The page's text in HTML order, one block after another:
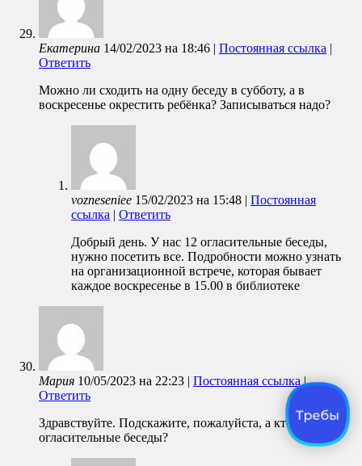
Екатерина 14/02/2023 на 18:46 | Постоянная ссылка |
Ответить
Можно ли сходить на одну беседу в субботу, а в
воскресенье окрестить ребёнка? Записываться надо?
vozneseniee 15/02/2023 на 15:48 | Постоянная
ссылка | Ответить
Добрый день. У нас 12 огласительные беседы,
нужно посетить все. Подробности можно узнать
на организационной встрече, которая бывает
каждое воскресенье в 15.00 в библиотеке
Мария 10/05/2023 на 22:23 | Постоянная ссылка|
Ответить
Здравствуйте. Подскажите, пожалуйста, а кто проводит
огласительные беседы?